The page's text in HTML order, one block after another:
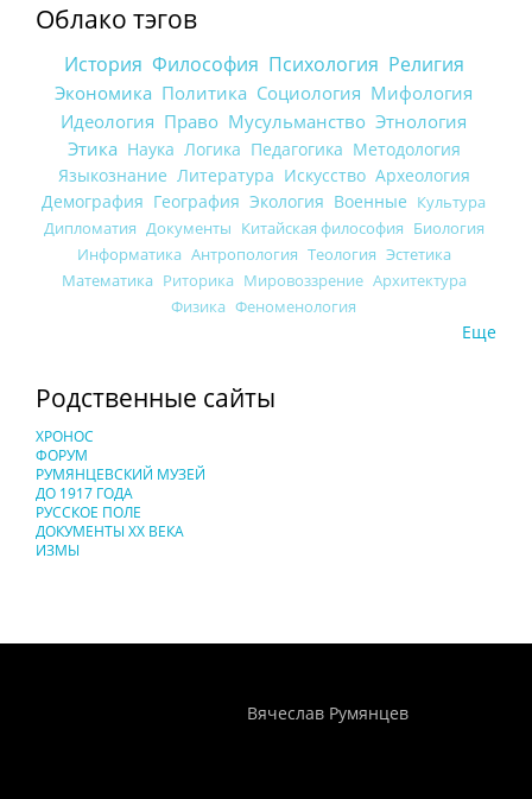
Облако тэгов
История Философия Психология Религия
Экономика Политика Социология Мифология
Идеология Право Мусульманство Этнология
Этика Наука Логика Педагогика Методология
Языкознание Литература Искусство Археология
Демография География Экология Военные Культура
Дипломатия Документы Китайская философия Биология
Информатика Антропология Теология Эстетика
Математика Риторика Мировоззрение Архитектура
Физика Феноменология
Еще
Родственные сайты
ХРОНОС
ФОРУМ
РУМЯНЦЕВСКИЙ МУЗЕЙ
ДО 1917 ГОДА
РУССКОЕ ПОЛЕ
ДОКУМЕНТЫ XX ВЕКА
ИЗМЫ
Вячеслав Румянцев